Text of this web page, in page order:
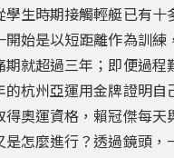
生時期接觸輕艇已有十
開始是以短距離作為訓練
就超過三年；即便過程
杭州亞運用金牌證明自
得奧運資格，賴冠傑每天
是怎麼進行？透過鏡頭，